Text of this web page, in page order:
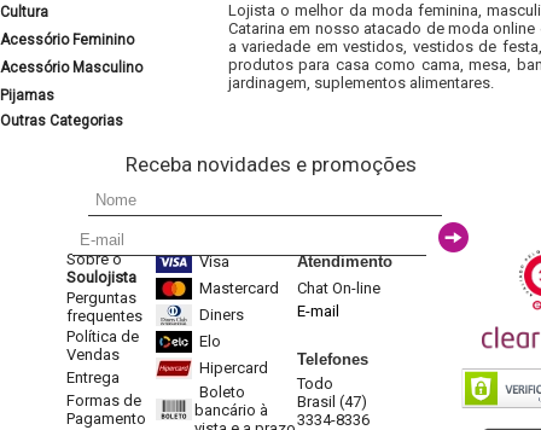
Cultura
Acessório Feminino
Acessório Masculino
Pijamas
Outras Categorias
Lojista o melhor da moda feminina,
Catarina em nosso atacado de moda
a variedade em vestidos, vestidos de
produtos para casa como cama, mesa,
jardinagem, suplementos alimentares.
Receba novidades e promoções
Sobre o
Soulojista
Perguntas
frequentes
Política de
Vendas
Entrega
Formas de
Pagamento
Visa
Mastercard
Diners
Elo
Hipercard
Boleto
bancário à
Atendimento
Chat On-line
E-mail
Telefones
Todo
Brasil (47)
3334-8336